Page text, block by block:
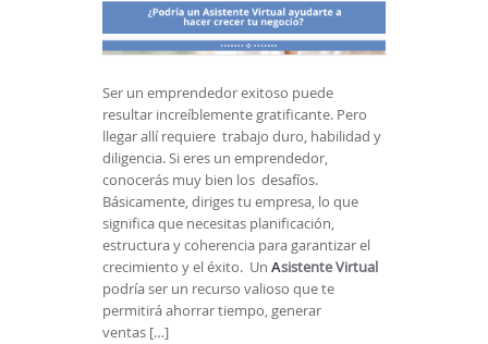
Ser un emprendedor exitoso puede
resultar increíblemente gratificante. Pero
llegar allí requiere trabajo duro, habilidad y
diligencia. Si eres un emprendedor,
conocerás muy bien los desafíos.
Básicamente, diriges tu empresa, lo que
significa que necesitas planificación,
estructura y coherencia para garantizar el
crecimiento y el éxito. Un Asistente Virtual
podría ser un recurso valioso que te
permitirá ahorrar tiempo, generar
ventas […]